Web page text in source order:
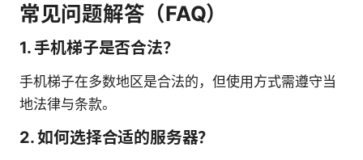
常见问题解答（FAQ）
1. 手机梯子是否合法？
手机梯子在多数地区是合法的，但使用方式需遵守当
地法律与条款。
2. 如何选择合适的服务器？